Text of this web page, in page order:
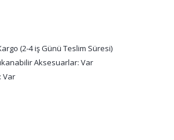
(2-4 iş Günü Teslim Süresi)
Aksesuarlar: Var
Var